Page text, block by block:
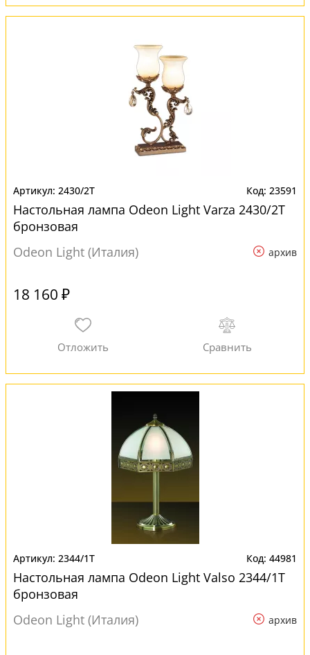
2430/2T 23591
Настольная лампа Odeon Light Varza 2430/2T
бронзовая
Odeon Light (Италия)
архив
18 160 ₽
2344/1T 44981
Настольная лампа Odeon Light Valso 2344/1T
бронзовая
Odeon Light (Италия)
архив